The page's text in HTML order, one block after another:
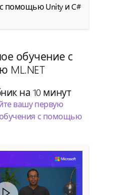
помощью Unity и C#
обучение с
ML.NET
на 10 минут
вашу первую
с помощью